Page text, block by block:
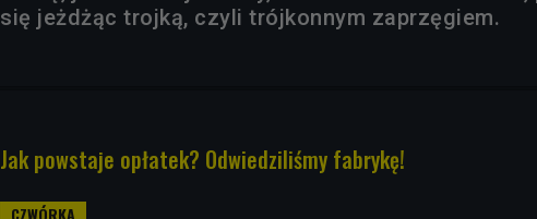
się jeżdżąc trojką, czyli trójkonnym zaprzęgiem.
Jak powstaje opłatek? Odwiedziliśmy fabrykę!